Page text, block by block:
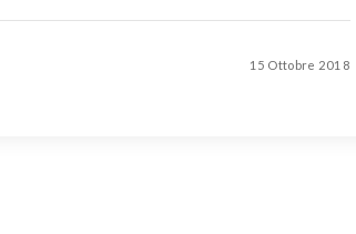
15 Ottobre 2018